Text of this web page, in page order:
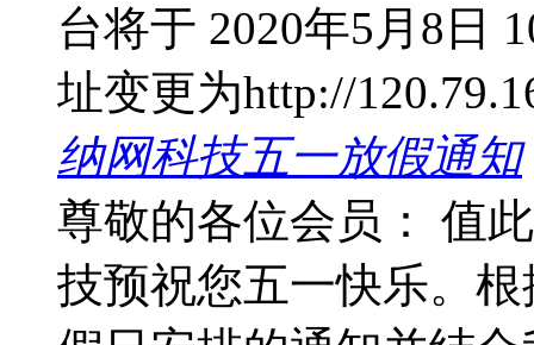
台将于 2020年5月8日
址变更为http://
纳网科技五一放假通知
尊敬的各位会员： 值
技预祝您五一快乐。